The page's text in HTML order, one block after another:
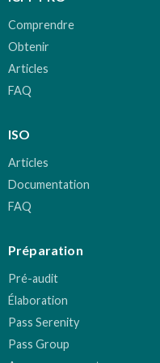
Comprendre
Obtenir
Articles
FAQ
ISO
Articles
Documentation
FAQ
Préparation
Pré-audit
Élaboration
Pass Serenity
Pass Group